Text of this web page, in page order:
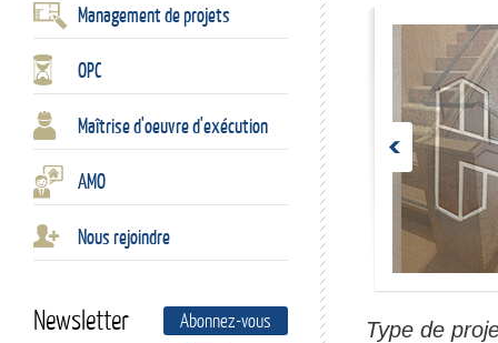
Type de
Management de projets
OPC
Maîtrise d'oeuvre d'exécution
AMO
Nous rejoindre
Newsletter Abonnez-vous